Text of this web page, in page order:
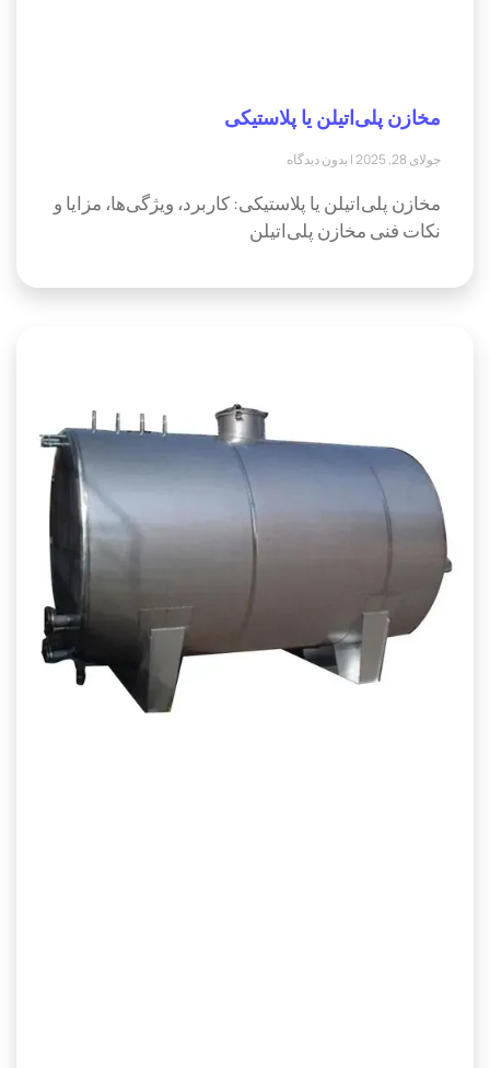
مخازن پلی‌اتیلن یا پلاستیکی
جولای 28, 2025 بدون دیدگاه
مخازن پلی‌اتیلن یا پلاستیکی: کاربرد، ویژگی‌ها، مزایا و
نکات فنی مخازن پلی‌اتیلن